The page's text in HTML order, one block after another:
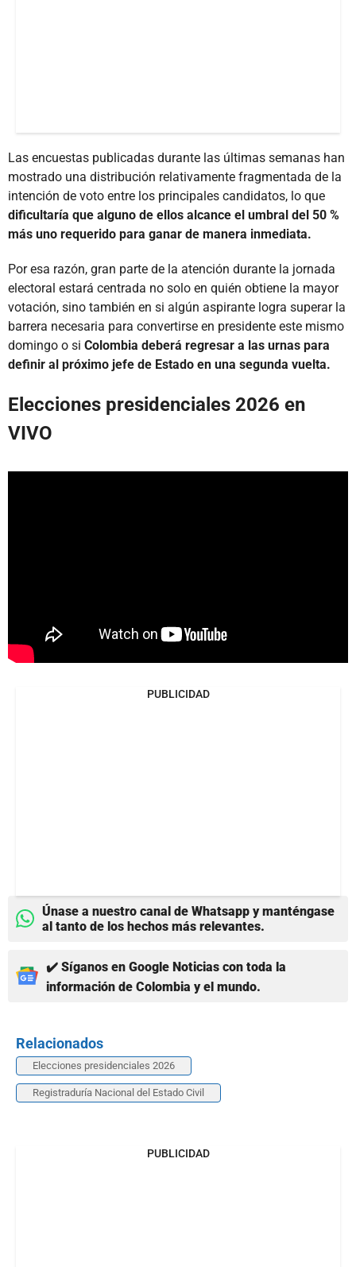
Las encuestas publicadas durante las últimas semanas han
mostrado una distribución relativamente fragmentada de la
intención de voto entre los principales candidatos, lo que
dificultaría que alguno de ellos alcance el umbral del 50 %
más uno requerido para ganar de manera inmediata.
Por esa razón, gran parte de la atención durante la jornada
electoral estará centrada no solo en quién obtiene la mayor
votación, sino también en si algún aspirante logra superar la
barrera necesaria para convertirse en presidente este mismo
domingo o si Colombia deberá regresar a las urnas para
definir al próximo jefe de Estado en una segunda vuelta.
Elecciones presidenciales 2026 en
VIVO
PUBLICIDAD
Únase a nuestro canal de Whatsapp y manténgase
al tanto de los hechos más relevantes.
✔️ Síganos en Google Noticias con toda la
información de Colombia y el mundo.
Relacionados
Elecciones presidenciales 2026
Registraduría Nacional del Estado Civil
PUBLICIDAD